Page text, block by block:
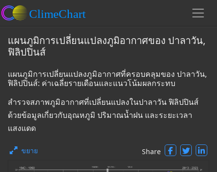
แผนภูมิการเปลี่ยนแปลงภูมิอากาศของ ปาลาวัน,
ฟิลิปปินส์
แผนภูมิการเปลี่ยนแปลงภูมิอากาศที่ครอบคลุมของ ปาลาวัน,
ฟิลิปปินส์: ค่าเฉลี่ยรายเดือนและแนวโน้มผลกระทบ
สำรวจสภาพภูมิอากาศที่เปลี่ยนแปลงในปาลาวัน ฟิลิปปินส์
ด้วยข้อมูลเกี่ยวกับอุณหภูมิ ปริมาณน้ำฝน และระยะเวลา
แสงแดด
ขยาย Share